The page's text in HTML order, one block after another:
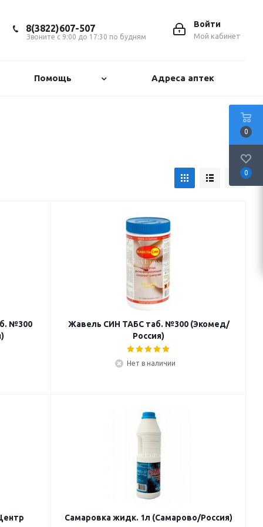
Войти
Мой кабинет
8(3822)607-507
Звоните с 9:00 до 17:30 по будням
Помощь Адреса аптек
№300
Жавель СИН ТАБС таб. №300 (Экомед/
Россия)
Нет в наличии
Самаровка жидк. 1л (Самарово/Россия)
0
0